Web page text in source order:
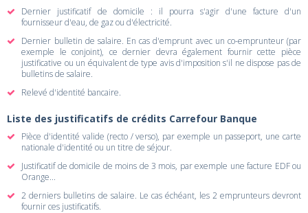
Dernier justificatif de domicile : il pourra s'agir d'une facture d'un
fournisseur d'eau, de gaz ou d'électricité.
Dernier bulletin de salaire. En cas d'emprunt avec un co-emprunteur (par
exemple le conjoint), ce dernier devra également fournir cette pièce
justificative ou un équivalent de type avis d'imposition s'il ne dispose pas de
bulletins de salaire.
Relevé d'identité bancaire.
Liste des justificatifs de crédits Carrefour Banque
Pièce d'identité valide (recto / verso), par exemple un passeport, une carte
nationale d'identité ou un titre de séjour.
Justificatif de domicile de moins de 3 mois, par exemple une facture EDF ou
Orange...
2 derniers bulletins de salaire. Le cas échéant, les 2 emprunteurs devront
fournir ces justificatifs.